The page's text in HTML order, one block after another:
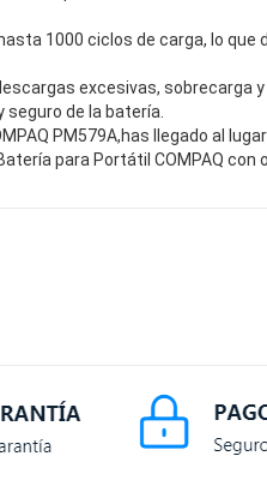
1000 ciclos de carga, lo que
excesivas, sobrecarga
de la batería.
PM579A,has llegado al
para Portátil COMPAQ con